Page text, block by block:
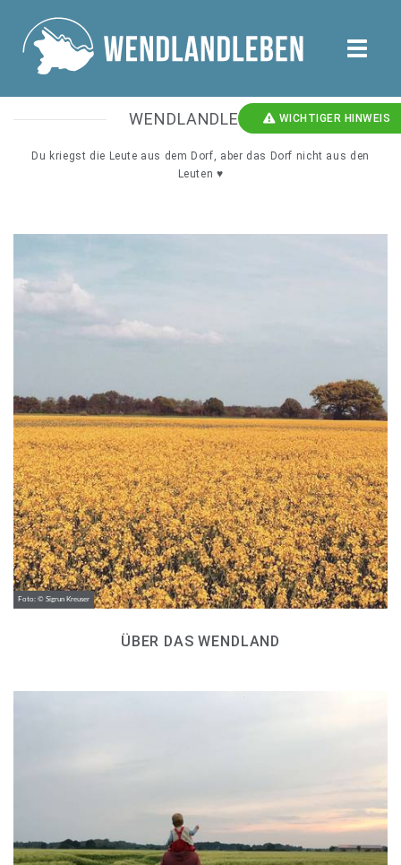
WICHTIGER HINWEIS
toggle
WENDLANDLEBEN
Du kriegst die Leute aus dem Dorf, aber das Dorf nicht aus den
Leuten ♥
Foto: © Sigrun Kreuser
ÜBER DAS WENDLAND